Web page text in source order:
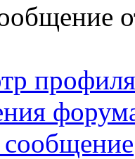
профиля